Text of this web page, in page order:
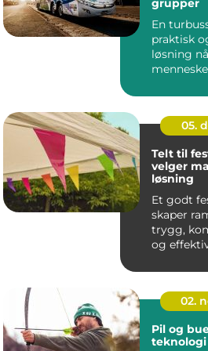
En
praktisk
løsning
05.
Telt til
velger
løsning
Et godt
skaper
trygg,
og
02.
Pil og